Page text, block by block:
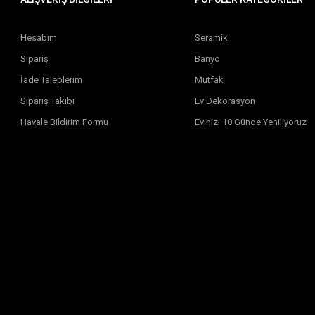
Hesabım
Sipariş
İade Taleplerim
Sipariş Takibi
Havale Bildirim Formu
Seramik
Banyo
Mutfak
Ev Dekorasyon
Evinizi 10 Günde Yeniliyoruz